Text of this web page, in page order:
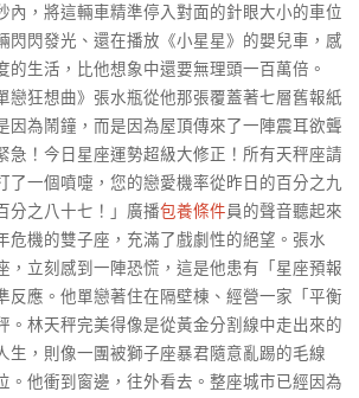
內，將這輛車精準停入對面的針眼大小的車位
閃閃發光、還在播放《小星星》的嬰兒車，感
的生活，比他想象中還要無理頭一百萬倍。
戀狂想曲》張水瓶從他那張覆蓋著七層舊報紙
因為鬧鐘，而是因為屋頂傳來了一陣震耳欲聾
急！今日星座運勢超級大修正！所有天秤座請
了一個噴嚏，您的戀愛機率從昨日的百分之九
分之八十七！」廣播包養條件員的聲音聽起來
危機的雙子座，充滿了戲劇性的絕望。張水
，立刻感到一陣恐慌，這是他患有「星座預報
反應。他單戀著住在隔壁棟、經營一家「平衡
。林天秤完美得像是從黃金分割線中走出來的
生，則像一團被獅子座暴君隨意亂踢的毛線
。他衝到窗邊，往外看去。整座城市已經因為